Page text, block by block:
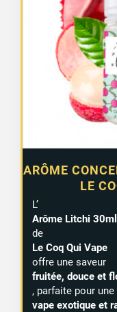
ARÔME
LE
L’
Arôme Litchi 30ml
de
Le Coq Qui Vape
offre une saveur
fruitée, douce et
, parfaite pour une
vape exotique et